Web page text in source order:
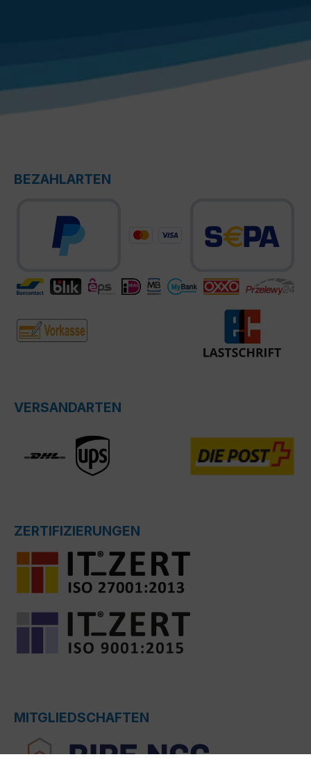
BEZAHLARTEN
VERSANDARTEN
ZERTIFIZIERUNGEN
MITGLIEDSCHAFTEN